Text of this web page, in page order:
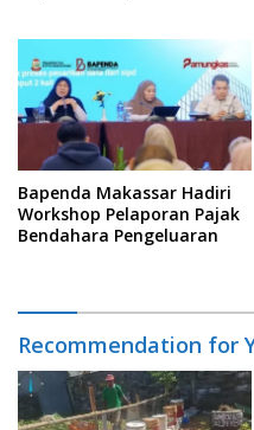
Bapenda Makassar Hadiri
Workshop Pelaporan Pajak
Bendahara Pengeluaran
Recommendation for